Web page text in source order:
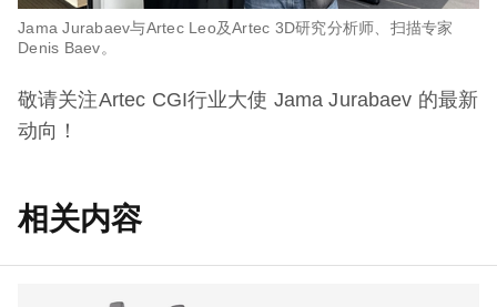
Jama Jurabaev与Artec Leo及Artec 3D研究分析师、扫描专家
Denis Baev。
敬请关注Artec CGI行业大使 Jama Jurabaev 的最新
动向！
相关内容